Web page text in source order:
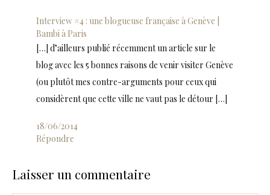
Interview #4 : une blogueuse française à Genève |
Bambi à Paris
[…] d’ailleurs publié récemment un article sur le
blog avec les 5 bonnes raisons de venir visiter Genève
(ou plutôt mes contre-arguments pour ceux qui
considèrent que cette ville ne vaut pas le détour […]
18/06/2014
Répondre
Laisser un commentaire